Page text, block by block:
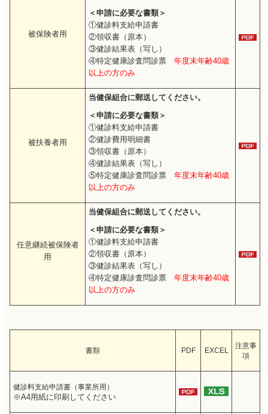
被保険者用
＜申請に必要な書類＞
①健診料支給申請書
②領収書（原本）
③健診結果表（写し）
④特定健康診査問診票 年度末年齢40歳
以上の方のみ
被扶養者用
当健保組合に郵送してください。
＜申請に必要な書類＞
①健診料支給申請書
②健診費用明細書
③領収書（原本）
④健診結果表（写し）
⑤特定健康診査問診票 年度末年齢40歳
以上の方のみ
任意継続被保険者
用
当健保組合に郵送してください。
＜申請に必要な書類＞
①健診料支給申請書
②領収書（原本）
③健診結果表（写し）
④特定健康診査問診票 年度末年齢40歳
以上の方のみ
書類 PDF EXCEL
注意事
項
健診料支給申請書（事業所用）
※A4用紙に印刷してください